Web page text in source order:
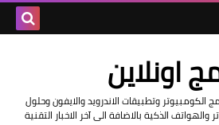
اونلاين
وتطبيقات الاندرويد والايفون وحلول
الذكية بالاضافة الى آخر الاخبار التقنية